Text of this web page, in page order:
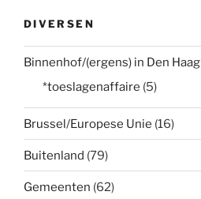
DIVERSEN
Binnenhof/(ergens) in Den Haag
*toeslagenaffaire (5)
Brussel/Europese Unie (16)
Buitenland (79)
Gemeenten (62)